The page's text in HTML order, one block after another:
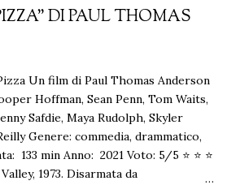
DI PAUL THOMAS
Un film di Paul Thomas Anderson
Hoffman, Sean Penn, Tom Waits,
Safdie, Maya Rudolph, Skyler
Genere: commedia, drammatico,
133 min Anno: 2021 Voto: 5/5 ⭐ ⭐ ⭐
1973. Disarmata da